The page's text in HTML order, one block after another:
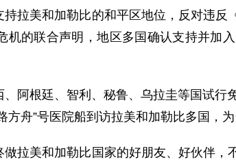
拉美和加勒比的和平区地位，反对违
机的联合声明，地区多国确认支持并加
阿根廷、智利、秘鲁、乌拉圭等国试
舟”号医院船到访拉美和加勒比多国，
拉美和加勒比国家的好朋友、好伙伴